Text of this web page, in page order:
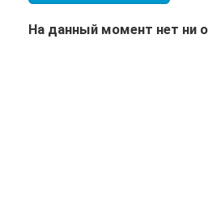
На данный момент нет ни